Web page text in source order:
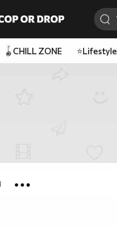
🪀CHILL ZONE ⭐Lifestyle